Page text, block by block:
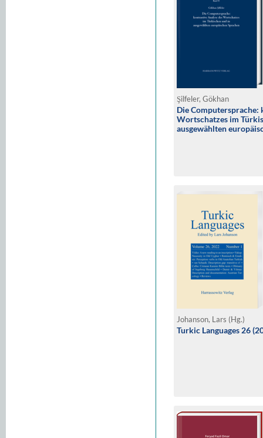
Şilfeler, Gökhan
Die Computersprache:
Wortschatzes im
ausgewählten
Johanson, Lars (Hg.)
Turkic Languages 26